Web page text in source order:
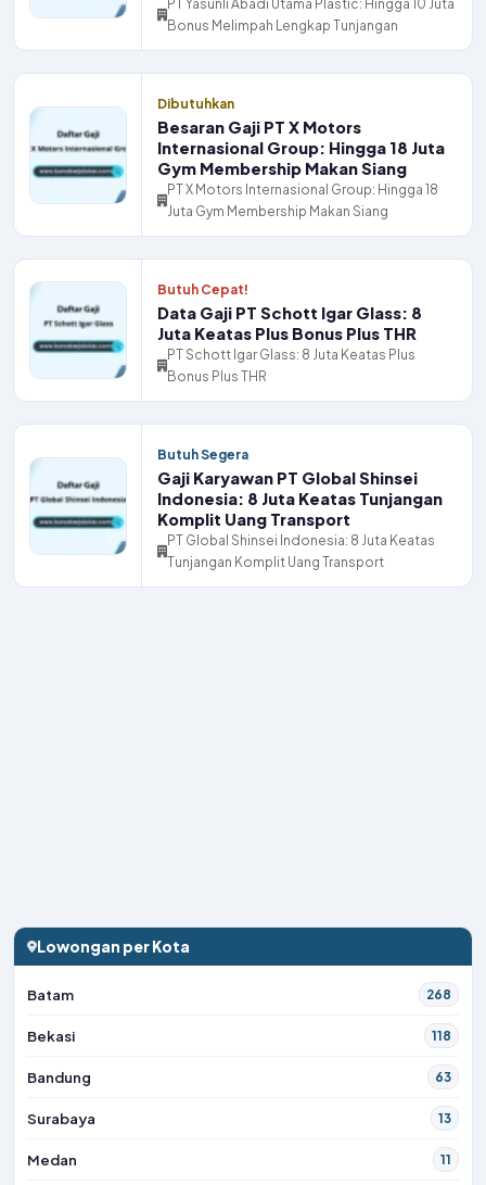
PT Yasunli Abadi Utama Plastic: Hingga 10 Juta
Bonus Melimpah Lengkap Tunjangan
Dibutuhkan
Besaran Gaji PT X Motors
Internasional Group: Hingga 18 Juta
Gym Membership Makan Siang
PT X Motors Internasional Group: Hingga 18
Juta Gym Membership Makan Siang
Butuh Cepat!
Data Gaji PT Schott Igar Glass: 8
Juta Keatas Plus Bonus Plus THR
PT Schott Igar Glass: 8 Juta Keatas Plus
Bonus Plus THR
Butuh Segera
Gaji Karyawan PT Global Shinsei
Indonesia: 8 Juta Keatas Tunjangan
Komplit Uang Transport
PT Global Shinsei Indonesia: 8 Juta Keatas
Tunjangan Komplit Uang Transport
Lowongan per Kota
Batam 268
Bekasi 118
Bandung 63
Surabaya 13
Medan 11